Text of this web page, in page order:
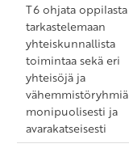
T6 ohjata oppilasta
tarkastelemaan
yhteiskunnallista
toimintaa sekä eri
yhteisöjä ja
vähemmistöryhmiä
monipuolisesti ja
avarakatseisesti